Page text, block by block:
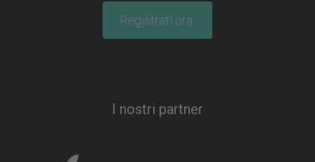
Registrati ora
I nostri partner